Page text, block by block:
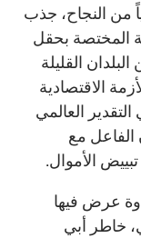
من النجاح، جذب
المختصة بحقل
القليلة
الاقتصادية
في التقدير العالمي
الفاعل مع
الأموال.
عرض فيها
خاطر أبي